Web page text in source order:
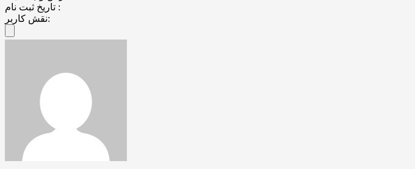
تاریخ ثبت نام :
نقش کاربر: